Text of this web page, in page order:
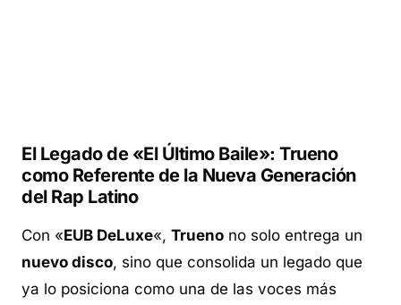
El Legado de «El Último Baile»: Trueno
como Referente de la Nueva Generación
del Rap Latino
Con «EUB DeLuxe«, Trueno no solo entrega un
nuevo disco, sino que consolida un legado que
ya lo posiciona como una de las voces más